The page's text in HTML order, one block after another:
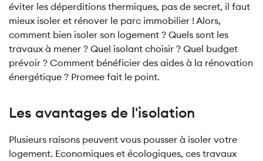
éviter les déperditions thermiques, pas de secret, il faut
mieux isoler et rénover le parc immobilier ! Alors,
comment bien isoler son logement ? Quels sont les
travaux à mener ? Quel isolant choisir ? Quel budget
prévoir ? Comment bénéficier des aides à la rénovation
énergétique ? Promee fait le point.
Les avantages de l'isolation
Plusieurs raisons peuvent vous pousser à isoler votre
logement. Economiques et écologiques, ces travaux